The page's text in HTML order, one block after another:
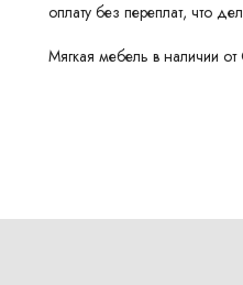
оплату без переплат, что
Мягкая мебель в наличии